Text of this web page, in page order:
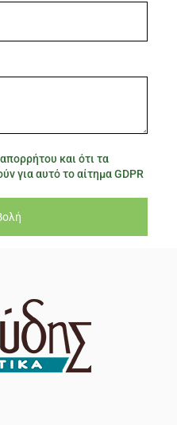
και ότι τα
για αυτό το αίτημα GDPR